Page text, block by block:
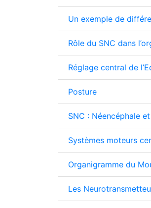
Un exemple de
Rôle du SNC dans
Réglage central de
Posture
SNC : Néencéphale
Systèmes moteurs
Organigramme du
Les